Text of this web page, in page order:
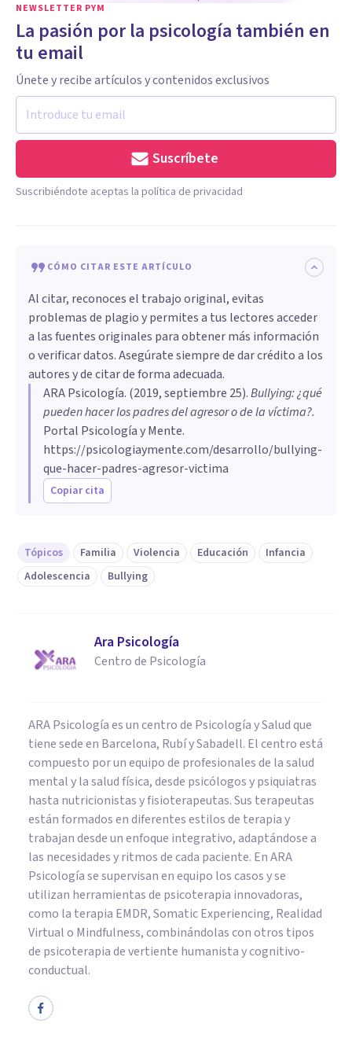
NEWSLETTER PYM
La pasión por la psicología también en
tu email
Únete y recibe artículos y contenidos exclusivos
Suscríbete
Suscribiéndote aceptas la política de privacidad
CÓMO CITAR ESTE ARTÍCULO
Al citar, reconoces el trabajo original, evitas
problemas de plagio y permites a tus lectores acceder
a las fuentes originales para obtener más información
o verificar datos. Asegúrate siempre de dar crédito a los
autores y de citar de forma adecuada.
ARA Psicología. (2019, septiembre 25).Bullying: ¿qué
pueden hacer los padres del agresor o de la víctima?.
Portal Psicología y Mente.
https://psicologiaymente.com/desarrollo/bullying-
que-hacer-padres-agresor-victima
Copiar cita
Tópicos Familia Violencia Educación
Infancia
Adolescencia
Bullying
Ara Psicología
Centro de Psicología
ARA Psicología es un centro de Psicología y Salud que
tiene sede en Barcelona, Rubí y Sabadell. El centro está
compuesto por un equipo de profesionales de la salud
mental y la salud física, desde psicólogos y psiquiatras
hasta nutricionistas y fisioterapeutas. Sus terapeutas
están formados en diferentes estilos de terapia y
trabajan desde un enfoque integrativo, adaptándose a
las necesidades y ritmos de cada paciente. En ARA
Psicología se supervisan en equipo los casos y se
utilizan herramientas de psicoterapia innovadoras,
como la terapia EMDR, Somatic Experiencing, Realidad
Virtual o Mindfulness, combinándolas con otros tipos
de psicoterapia de vertiente humanista y cognitivo-
conductual.